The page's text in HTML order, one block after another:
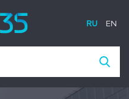
RU EN